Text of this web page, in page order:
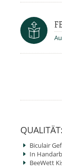
QUALITÄT:
Biculair
In
BeeWett